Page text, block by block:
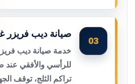
03
صيانة ديب فريزر
خدمة صيانة ديب
للرأسي والأفقي عند
تراكم الثلج، توقف